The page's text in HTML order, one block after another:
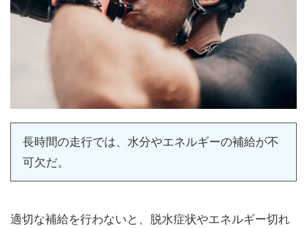
長時間の走行では、水分やエネルギーの補給が不
可欠だ。
適切な補給を行わないと、脱水症状やエネルギー切れ